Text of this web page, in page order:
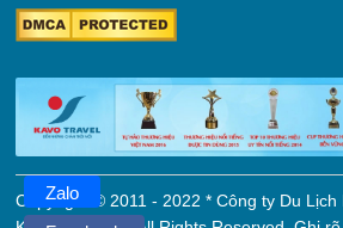
Copyright © 2011 - 2022 * Công ty Du Lịch
Zalo